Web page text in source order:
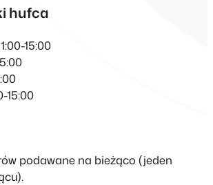
hufca
15:00
15:00
podawane na bieżąco (jeden